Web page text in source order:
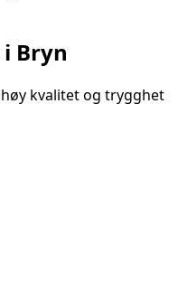
Bryn
kvalitet og trygghet